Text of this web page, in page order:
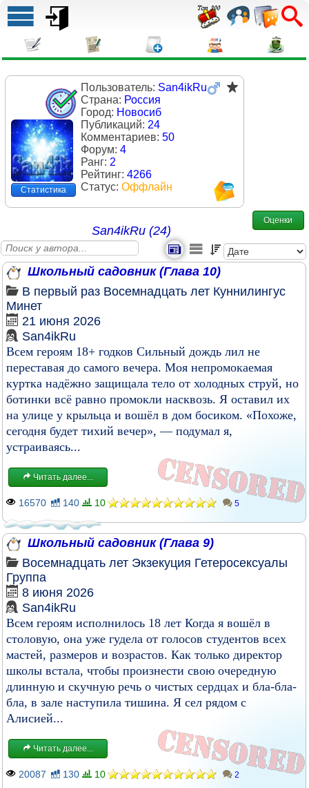
Статистика
Пользователь: San4ikRu
Страна: Россия
Город: Новосиб
Публикаций: 24
Комментариев: 50
Форум: 4
Ранг: 2
Рейтинг: 4266
Статус: Оффлайн
Оценки
San4ikRu (24)
Школьный садовник (Глава 10)
В первый раз Восемнадцать лет Куннилингус
Минет
21 июня 2026
San4ikRu
Всем героям 18+ годков Сильный дождь лил не
переставая до самого вечера. Моя непромокаемая
куртка надёжно защищала тело от холодных струй, но
ботинки всё равно промокли насквозь. Я оставил их
на улице у крыльца и вошёл в дом босиком. «Похоже,
сегодня будет тихий вечер», — подумал я,
устраиваясь...
Читать далее...
16570 140 10 5
Школьный садовник (Глава 9)
Восемнадцать лет Экзекуция Гетеросексуалы
Группа
8 июня 2026
San4ikRu
Всем героям исполнилось 18 лет Когда я вошёл в
столовую, она уже гудела от голосов студентов всех
мастей, размеров и возрастов. Как только директор
школы встала, чтобы произнести свою очередную
длинную и скучную речь о чистых сердцах и бла-бла-
бла, в зале наступила тишина. Я сел рядом с
Алисией...
Читать далее...
20087 130 10 2